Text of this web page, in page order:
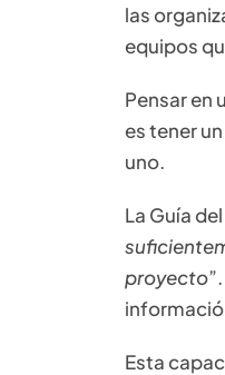
las
equipos
Pensar en
es tener
uno.
La Guía
proyecto
Esta